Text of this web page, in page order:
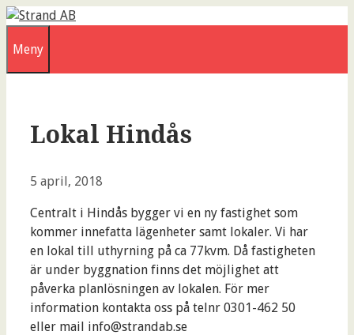
Hoppa
innehåll
Meny
Lokal Hindås
5 april, 2018
Centralt i Hindås bygger vi en ny fastighet som
kommer innefatta lägenheter samt lokaler. Vi har
en lokal till uthyrning på ca 77kvm. Då fastigheten
är under byggnation finns det möjlighet att
påverka planlösningen av lokalen. För mer
information kontakta oss på telnr 0301-462 50
eller mail info@strandab.se